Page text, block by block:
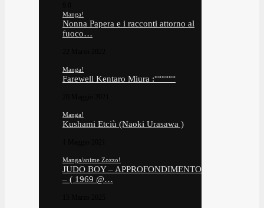
Manga!
Nonna Papera e i racconti attorno al
fuoco…
Manga!
Farewell Kentaro Miura :°°°°°°
Manga!
Kushami Etciù (Naoki Urasawa )
Manga/anime Zozzo!
JUDO BOY – APPROFONDIMENTO
– ( 1969 @…